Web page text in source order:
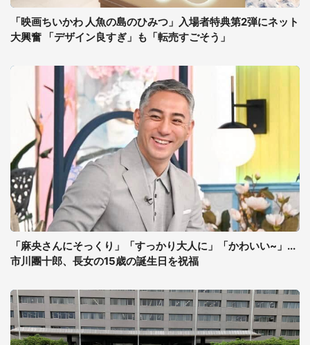
「映画ちいかわ 人魚の島のひみつ」入場者特典第2弾にネット
大興奮 「デザイン良すぎ」も「転売すごそう」
「麻央さんにそっくり」「すっかり大人に」「かわいい~」...
市川團十郎、長女の15歳の誕生日を祝福